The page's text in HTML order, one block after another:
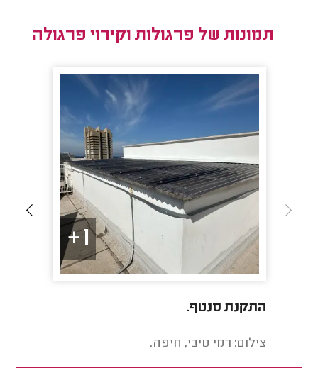
תמונות של פרגולות וקירוי פרגולה
1+
התקנת סנטף.
צילום: רמי טיבי, חיפה.